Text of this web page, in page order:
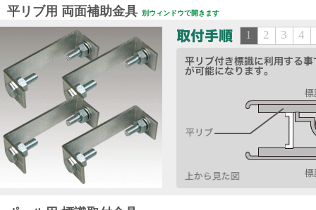
平リブ用 両面補助金具 別ウィンドウで開きます